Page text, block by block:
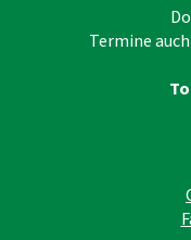
Termine